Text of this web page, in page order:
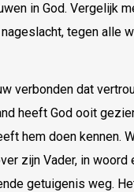
in God. Vergelijk
tegen alle
verbonden dat
heeft God ooit
hem doen kennen.
zijn Vader, in
getuigenis weg.